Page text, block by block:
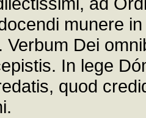
munere
Verbum Dei
In lege
quod